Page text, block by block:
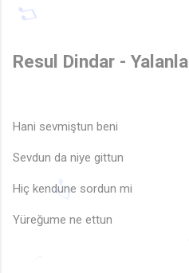
Resul Dindar -
Hani sevmiştun beni
Sevdun da niye gittun
Hiç kendune sordun mi
Yüreğume ne ettun
♫